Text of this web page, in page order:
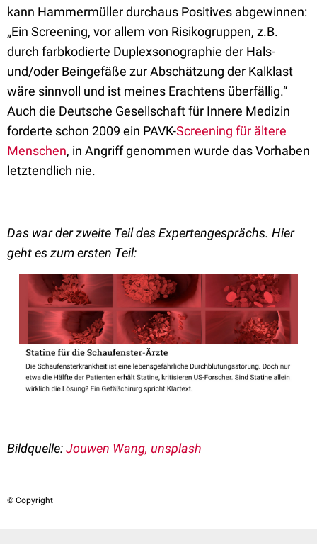
kann Hammermüller durchaus Positives abgewinnen:
„Ein Screening, vor allem von Risikogruppen, z.B.
durch farbkodierte Duplexsonographie der Hals-
und/oder Beingefäße zur Abschätzung der Kalklast
wäre sinnvoll und ist meines Erachtens überfällig.“
Auch die Deutsche Gesellschaft für Innere Medizin
forderte schon 2009 ein PAVK-Screening für ältere
Menschen, in Angriff genommen wurde das Vorhaben
letztendlich nie.
Das war der zweite Teil des Expertengesprächs. Hier
geht es zum ersten Teil:
Bildquelle:Jouwen Wang, unsplash
© Copyright